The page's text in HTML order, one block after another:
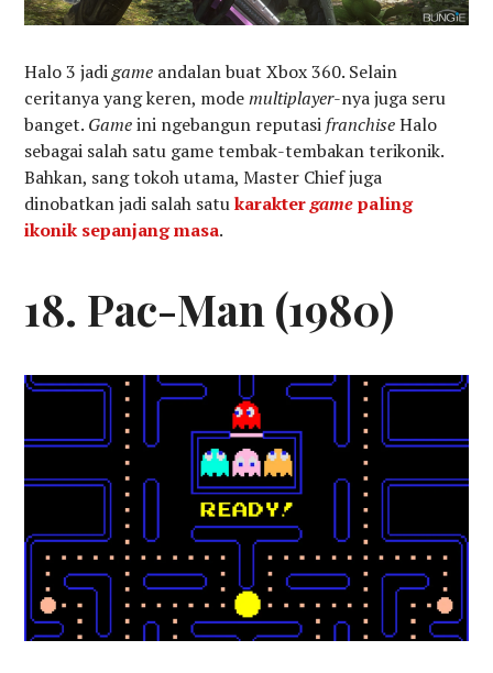
Halo 3 jadigame andalan buat Xbox 360. Selain
ceritanya yang keren, modemultiplayer-nya juga seru
banget. Gameini ngebangun reputasi franchiseHalo
sebagai salah satu game tembak-tembakan terikonik.
Bahkan, sang tokoh utama, Master Chief juga
dinobatkan jadi salah satukaraktergamepaling
ikonik sepanjang masa.
18. Pac-Man (1980)